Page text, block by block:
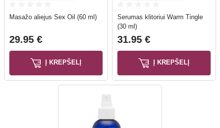
Masažo aliejus Sex Oil (60 ml)
29.95 €
Į KREPŠELĮ
Serumas klitoriui Warm Tingle
(30 ml)
31.95 €
Į KREPŠELĮ